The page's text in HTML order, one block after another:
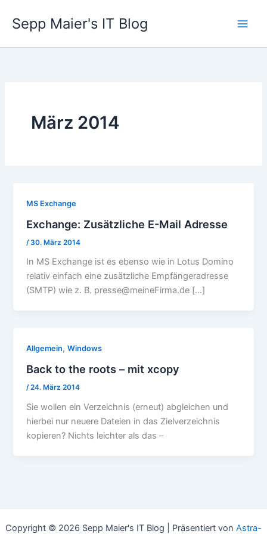
Inhalt
springen
Sepp Maier's IT Blog
März 2014
MS Exchange
Exchange: Zusätzliche E-Mail Adresse
/30. März 2014
In MS Exchange ist es ebenso wie in Lotus Domino
relativ einfach eine zusätzliche Empfängeradresse
(SMTP) wie z. B. presse@meineFirma.de […]
Allgemein,Windows
Back to the roots – mit xcopy
/24. März 2014
Sie wollen ein Verzeichnis (erneut) abgleichen und
hierbei nur neuere Dateien in das Zielverzeichnis
kopieren? Nichts leichter als das –
Copyright © 2026 Sepp Maier's IT Blog | Präsentiert von Astra-